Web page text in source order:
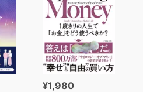
¥1,980